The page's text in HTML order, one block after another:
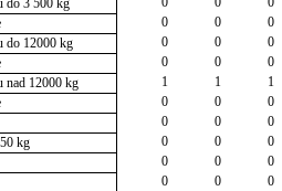
do 3 500 kg
0 0
0
do 12000 kg
0 0
0
0 0
0
nad 12000 kg
1 1
1
0 0
0
0 0
0
kg
0 0
0
0 0
0
0 0
0